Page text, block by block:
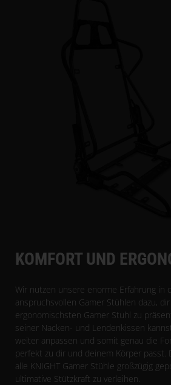
KOMFORT UND
Wir nutzen unsere enorme Erfahrung in
anspruchsvollen Gamer Stühlen dazu,
ergonomischsten Gamer Stuhl zu
seiner Nacken- und Lendenkissen
weiter anpassen und somit genau die
perfekt zu dir und deinem Körper passt.
alle KNIGHT Gamer Stühle großzügig
ultimative Stützkraft zu verleihen.